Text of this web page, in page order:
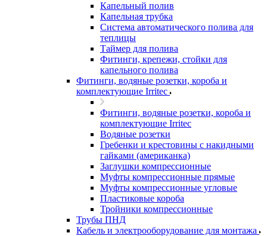
Капельный полив
Капельная трубка
Система автоматического полива для
теплицы
Таймер для полива
Фитинги, крепежи, стойки для
капельного полива
Фитинги, водяные розетки, короба и
комплектующие Irritec
Фитинги, водяные розетки, короба и
комплектующие Irritec
Водяные розетки
Гребенки и крестовины с накидными
гайками (американка)
Заглушки компрессионные
Муфты компрессионные прямые
Муфты компрессионные угловые
Пластиковые короба
Тройники компрессионные
Трубы ПНД
Кабель и электрооборудование для монтажа